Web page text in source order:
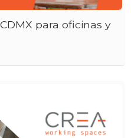
para oficinas y